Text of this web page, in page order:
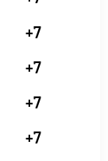
+7
+7
+7
+7